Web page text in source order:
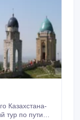
тур по пути